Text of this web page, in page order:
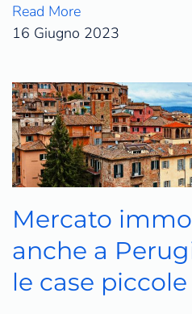
Read More
16 Giugno 2023
Mercato
anche a
le case piccole